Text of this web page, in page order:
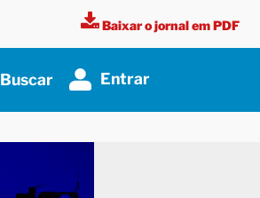
Baixar o jornal em PDF
Buscar Entrar